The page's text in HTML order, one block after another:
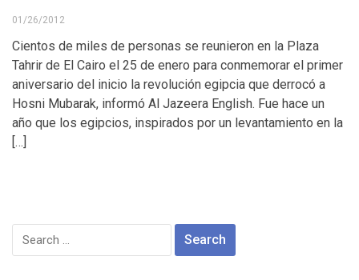
01/26/2012
Cientos de miles de personas se reunieron en la Plaza
Tahrir de El Cairo el 25 de enero para conmemorar el primer
aniversario del inicio la revolución egipcia que derrocó a
Hosni Mubarak, informó Al Jazeera English. Fue hace un
año que los egipcios, inspirados por un levantamiento en la
[…]
Search
for: